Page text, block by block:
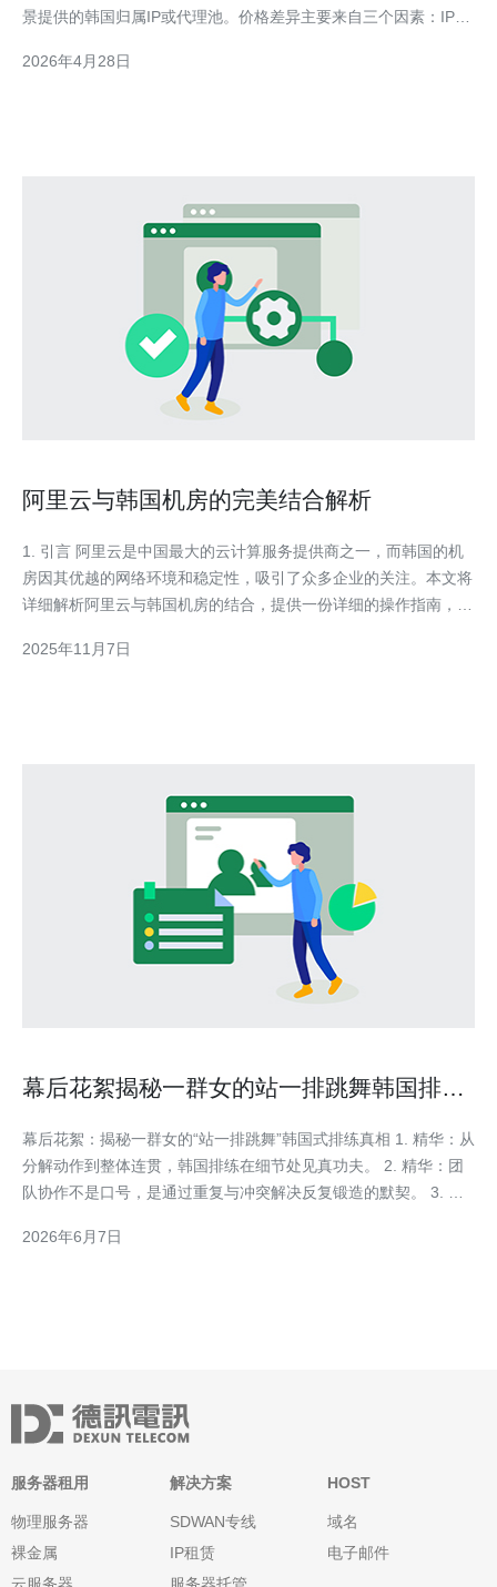
景提供的韩国归属IP或代理池。价格差异主要来自三个因素：IP类
供打包套餐和月付/年付优惠，短期价格看起来更低；而国外供应
2026年4月28日
阿里云与韩国机房的完美结合解析
1. 引言 阿里云是中国最大的云计算服务提供商之一，而韩国的机
房因其优越的网络环境和稳定性，吸引了众多企业的关注。本文将
详细解析阿里云与韩国机房的结合，提供一份详细的操作指南，帮
2025年11月7日
幕后花絮揭秘一群女的站一排跳舞韩国排练
幕后花絮：揭秘一群女的“站一排跳舞”韩国式排练真相 1. 精华：从
分解动作到整体连贯，韩国排练在细节处见真功夫。 2. 精华：团
队协作不是口号，是通过重复与冲突解决反复锻造的默契。 3. 精
理博弈与即时调整。 作为一名有十年韩流舞蹈教学与编舞经验的
2026年6月7日
服务器租用
物理服务器
裸金属
解决方案
SDWAN专线
IP租赁
HOST
域名
电子邮件